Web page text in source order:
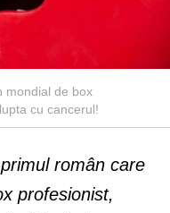
mondial de box
cu cancerul!
român care
profesionist,